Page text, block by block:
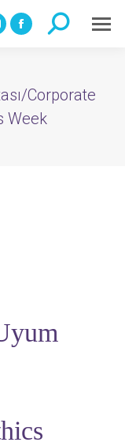
Facebook
in
new
Search:
Corporate
Week